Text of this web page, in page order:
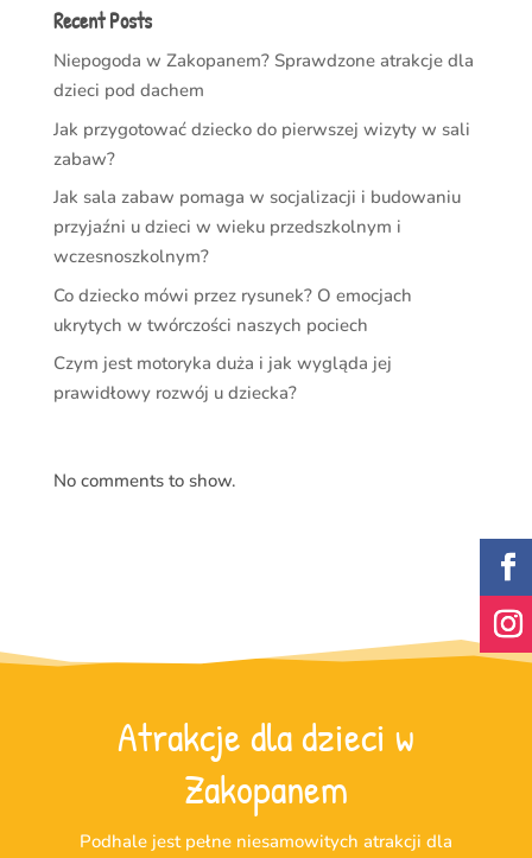
Recent Posts
Niepogoda w Zakopanem? Sprawdzone atrakcje dla
dzieci pod dachem
Jak przygotować dziecko do pierwszej wizyty w sali
zabaw?
Jak sala zabaw pomaga w socjalizacji i budowaniu
przyjaźni u dzieci w wieku przedszkolnym i
wczesnoszkolnym?
Co dziecko mówi przez rysunek? O emocjach
ukrytych w twórczości naszych pociech
Czym jest motoryka duża i jak wygląda jej
prawidłowy rozwój u dziecka?
No comments to show.
Atrakcje dla dzieci w
Zakopanem
Podhale jest pełne niesamowitych atrakcji dla